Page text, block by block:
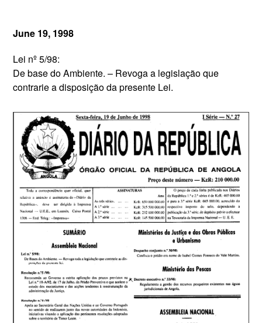
June 19, 1998
Lei nº 5/98:
De base do Ambiente. – Revoga a legislação que
contrarie a disposição da presente Lei.